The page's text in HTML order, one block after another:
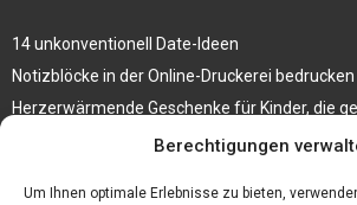
Berechtigungen
Um Ihnen optimale Erlebnisse zu bieten,
14 unkonventionell Date-Ideen
Notizblöcke in der Online-Druckerei
Herzerwärmende Geschenke für Kinder, die
3 Tipps, wie du deinen Schmuck auf Reisen
Wetter Oberhausen 14 Tage – Erklärung und